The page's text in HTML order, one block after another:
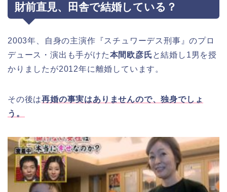
財前直見、田舎で結婚している？
2003年、自身の主演作『スチュワーデス刑事』のプロ
デュース・演出も手がけた本間欧彦氏 と結婚し1男を授
かりましたが2012年に離婚しています。
その後は再婚の事実はありませんので、独身でしょ
う。